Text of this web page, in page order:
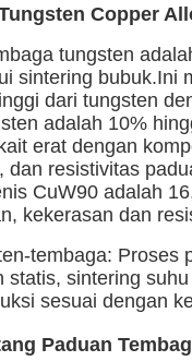
Copper
tungsten
sintering bubuk.Ini
dari tungsten
adalah 10%
erat dengan
dan resistivitas
CuW90 adalah
kekerasan dan
tembaga: Proses
statis, sintering
sesuai dengan
Paduan